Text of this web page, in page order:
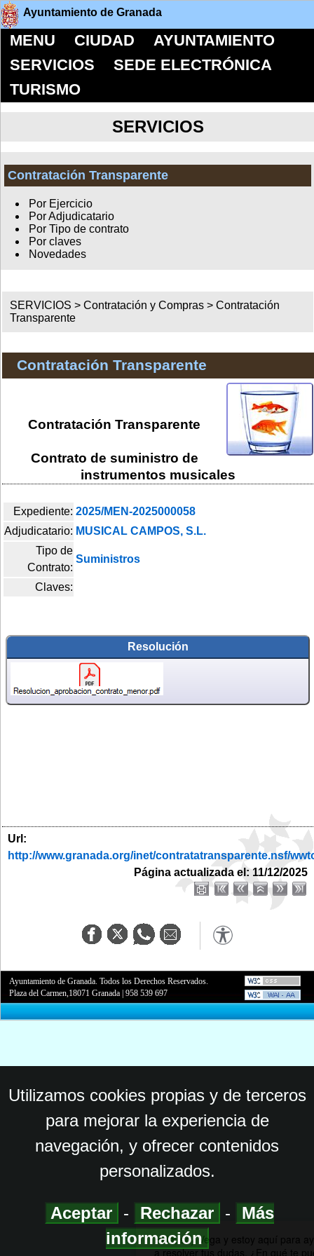
Ayuntamiento de Granada
MENU CIUDAD
AYUNTAMIENTO
SERVICIOS
SEDE ELECTRÓNICA
TURISMO
SERVICIOS
Contratación Transparente
Por Ejercicio
Por Adjudicatario
Por Tipo de contrato
Por claves
Novedades
SERVICIOS >Contratación y Compras >Contratación
Transparente
Contratación Transparente
Contratación Transparente
Contrato de suministro de
instrumentos musicales
Expediente: 2025/MEN-2025000058
Adjudicatario: MUSICAL CAMPOS, S.L.
Tipo de
Contrato:
Suministros
Claves:
Resolución
Url:
http://www.granada.org/inet/contratatransparente.nsf/
Página actualizada el: 11/12/2025
Ayuntamiento de Granada. Todos los Derechos Reservados.
Plaza del Carmen,18071 Granada |958 539 697
Utilizamos cookies propias y de terceros
para mejorar la experiencia de
navegación, y ofrecer contenidos
personalizados.
Aceptar - Rechazar -
Más
información